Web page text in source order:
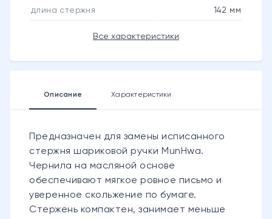
длина стержня 142 мм
Все характеристики
Описание Характеристики
Предназначен для замены исписанного
стержня шариковой ручки MunHwa.
Чернила на масляной основе
обеспечивают мягкое ровное письмо и
уверенное скольжение по бумаге.
Стержень компактен, занимает меньше